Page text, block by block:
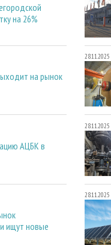
на 26%
на рынок
АЦБК в
ищут новые
28.11.2025
28.11.2025
28.11.2025